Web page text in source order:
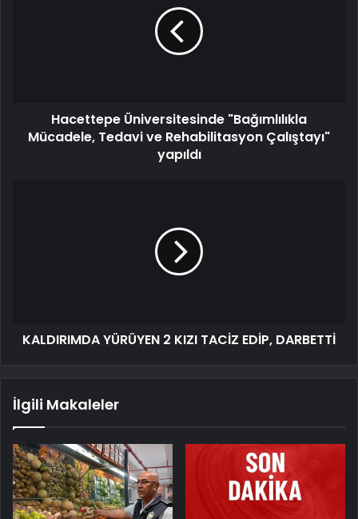
Hacettepe Üniversitesinde "Bağımlılıkla
Mücadele, Tedavi ve Rehabilitasyon Çalıştayı"
yapıldı
KALDIRIMDA YÜRÜYEN 2 KIZI TACİZ EDİP, DARBETTİ
İlgili Makaleler